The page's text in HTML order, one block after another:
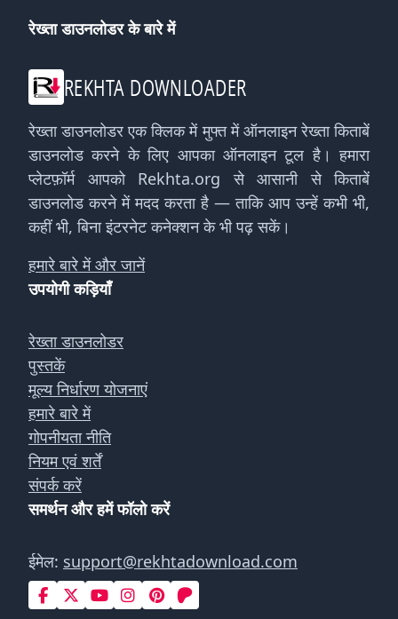
रेख्ता डाउनलोडर के बारे में
REKHTA DOWNLOADER
रेख्ता डाउनलोडर एक क्लिक में मुफ्त में ऑनलाइन रेख्ता किताबें
डाउनलोड करने के लिए आपका ऑनलाइन टूल है। हमारा
प्लेटफ़ॉर्म आपको Rekhta.org से आसानी से किताबें
डाउनलोड करने में मदद करता है — ताकि आप उन्हें कभी भी,
कहीं भी, बिना इंटरनेट कनेक्शन के भी पढ़ सकें।
हमारे बारे में और जानें
उपयोगी कड़ियाँ
रेख्ता डाउनलोडर
पुस्तकें
मूल्य निर्धारण योजनाएं
हमारे बारे में
गोपनीयता नीति
नियम एवं शर्तें
संपर्क करें
समर्थन और हमें फॉलो करें
ईमेल: support@rekhtadownload.com